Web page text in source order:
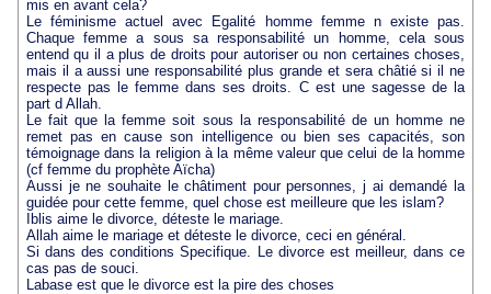
mis en avant cela?
Le féminisme actuel avec Egalité homme femme n existe pas.
Chaque femme a sous sa responsabilité un homme, cela sous
entend qu il a plus de droits pour autoriser ou non certaines choses,
mais il a aussi une responsabilité plus grande et sera châtié si il ne
respecte pas le femme dans ses droits. C est une sagesse de la
part d Allah.
Le fait que la femme soit sous la responsabilité de un homme ne
remet pas en cause son intelligence ou bien ses capacités, son
témoignage dans la religion à la même valeur que celui de la homme
(cf femme du prophète Aïcha)
Aussi je ne souhaite le châtiment pour personnes, j ai demandé la
guidée pour cette femme, quel chose est meilleure que les islam?
Iblis aime le divorce, déteste le mariage.
Allah aime le mariage et déteste le divorce, ceci en général.
Si dans des conditions Specifique. Le divorce est meilleur, dans ce
cas pas de souci.
Labase est que le divorce est la pire des choses